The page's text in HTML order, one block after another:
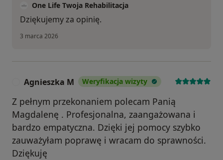
One Life Twoja Rehabilitacja
Dziękujemy za opinię.
3 marca 2026
Agnieszka M Weryfikacja wizyty
Z pełnym przekonaniem polecam Panią
Magdalenę . Profesjonalna, zaangażowana i
bardzo empatyczna. Dzięki jej pomocy szybko
zauważyłam poprawę i wracam do sprawności.
Dziękuję